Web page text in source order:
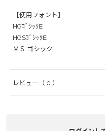
【使用フォント】
HGｺﾞｼｯｸE
HGSｺﾞｼｯｸE
ＭＳ ゴシック
レビュー （ 0 ）